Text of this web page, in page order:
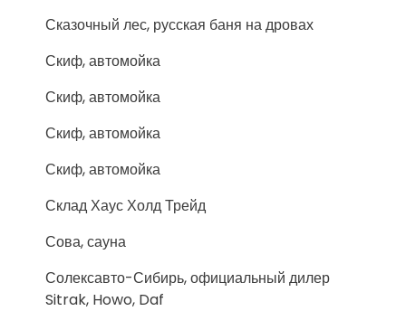
Сказочный лес, русская баня на дровах
Скиф, автомойка
Скиф, автомойка
Скиф, автомойка
Скиф, автомойка
Склад Хаус Холд Трейд
Сова, сауна
Солексавто-Сибирь, официальный дилер
Sitrak, Howo, Daf